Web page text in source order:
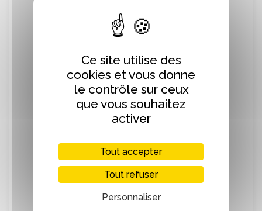
Agneau-pomme - poire - jus de Pomme -
pomme de terre - lentilles - quinoa -
autres produits bio
boutique à la ferme et distributeurs
automatiques 7j/7
Localisation
Ce site utilise des
cookies et vous donne
le contrôle sur ceux
que vous souhaitez
activer
Tout accepter
Tout refuser
Personnaliser